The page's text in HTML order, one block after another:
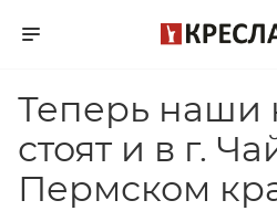
Теперь наши
стоят и в г.
Пермском